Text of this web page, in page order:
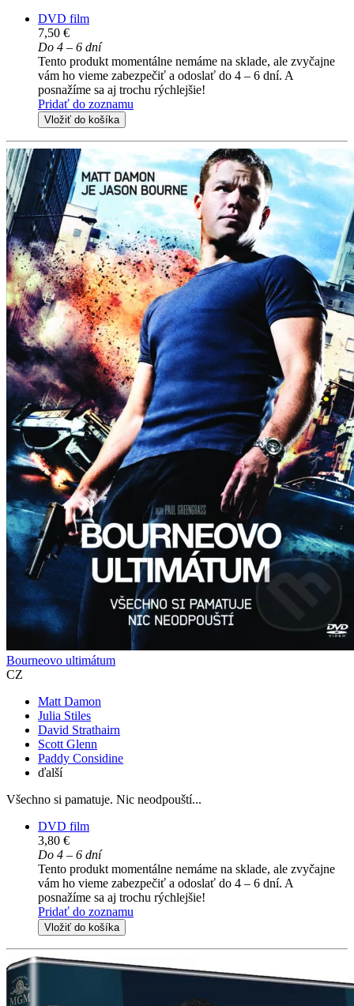
DVD film
7,50 €
Do 4 – 6 dní
Tento produkt momentálne nemáme na sklade, ale zvyčajne
vám ho vieme zabezpečiť a odoslať do 4 – 6 dní. A
posnažíme sa aj trochu rýchlejšie!
Pridať do zoznamu
Vložiť do košíka
Bourneovo ultimátum
CZ
Matt Damon
Julia Stiles
David Strathairn
Scott Glenn
Paddy Considine
ďalší
Všechno si pamatuje. Nic neodpouští...
DVD film
3,80 €
Do 4 – 6 dní
Tento produkt momentálne nemáme na sklade, ale zvyčajne
vám ho vieme zabezpečiť a odoslať do 4 – 6 dní. A
posnažíme sa aj trochu rýchlejšie!
Pridať do zoznamu
Vložiť do košíka